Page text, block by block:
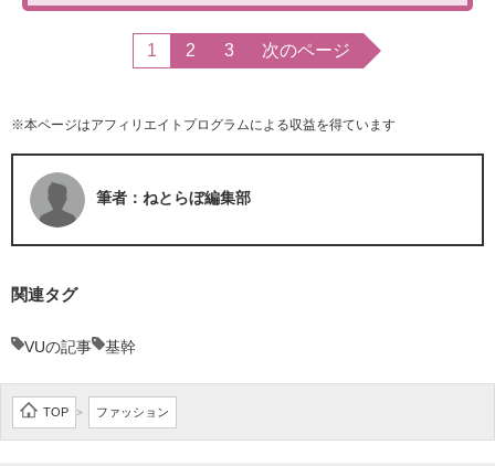
1 2 3 次のページ
※本ページはアフィリエイトプログラムによる収益を得ています
筆者：ねとらぼ編集部
関連タグ
VUの記事 基幹
TOP > ファッション